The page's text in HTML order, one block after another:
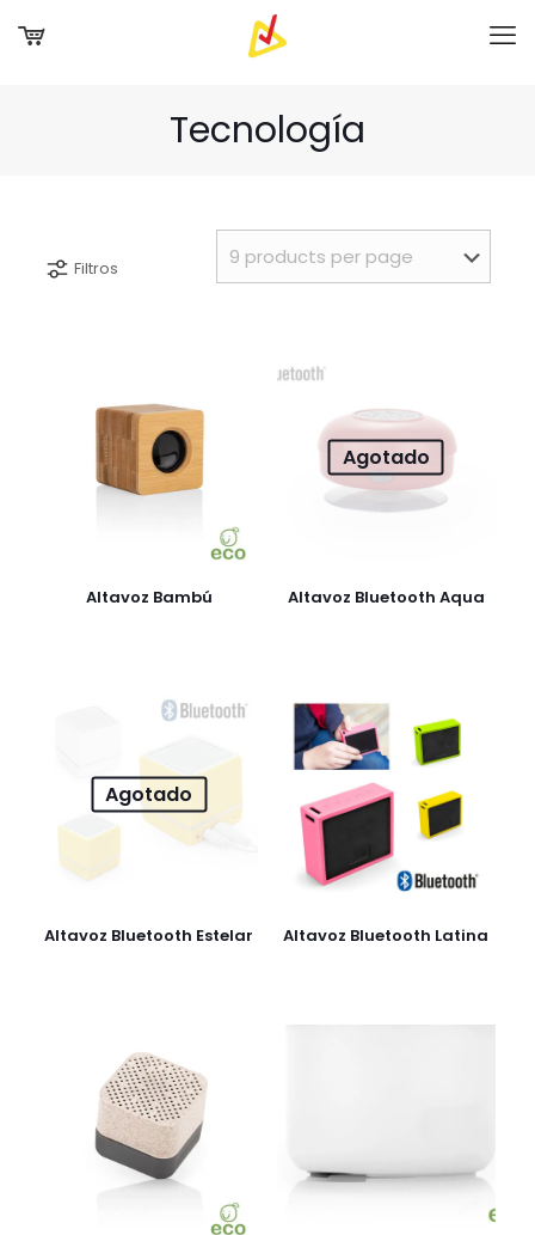
Tecnología
Filtros
Altavoz Bambú
Agotado
Altavoz Bluetooth Aqua
Agotado
Altavoz Bluetooth Estelar Altavoz Bluetooth Latina